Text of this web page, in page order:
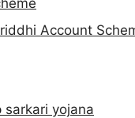
Account
sarkari yojana